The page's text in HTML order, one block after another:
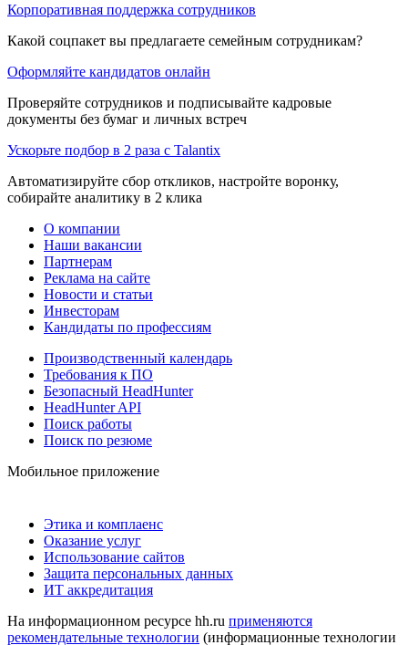
Корпоративная поддержка сотрудников
Какой соцпакет вы предлагаете семейным сотрудникам?
Оформляйте кандидатов онлайн
Проверяйте сотрудников и подписывайте кадровые
документы без бумаг и личных встреч
Ускорьте подбор в 2 раза с Talantix
Автоматизируйте сбор откликов, настройте воронку,
собирайте аналитику в 2 клика
О компании
Наши вакансии
Партнерам
Реклама на сайте
Новости и статьи
Инвесторам
Кандидаты по профессиям
Производственный календарь
Требования к ПО
Безопасный HeadHunter
HeadHunter API
Поиск работы
Поиск по резюме
Мобильное приложение
Этика и комплаенс
Оказание услуг
Использование сайтов
Защита персональных данных
ИТ аккредитация
На информационном ресурсе hh.ru применяются
рекомендательные технологии (информационные технологии